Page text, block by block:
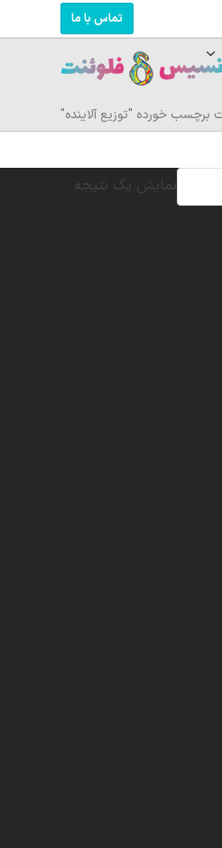
تماس با ما
برچسب خورده "توزیع آلاینده"
نمایش یک نتیجه